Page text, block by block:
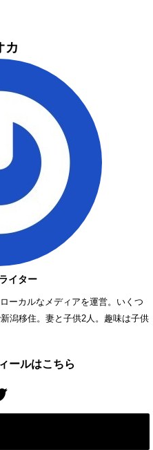
カ
イター
ーカルなメディアを運営。いくつ
潟移住。妻と子供2人。趣味は子供
ールはこちら